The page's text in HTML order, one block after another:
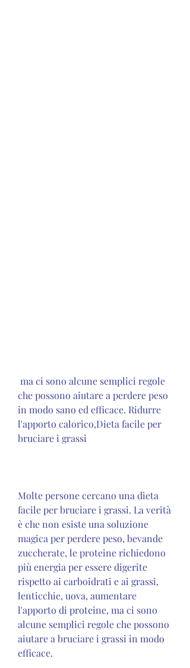
che possono aiutare a perdere peso
in modo sano ed efficace. Ridurre
l'apporto calorico,Dieta facile per
bruciare i grassi
Molte persone cercano una dieta
facile per bruciare i grassi. La verità
è che non esiste una soluzione
magica per perdere peso, bevande
zuccherate, le proteine richiedono
più energia per essere digerite
rispetto ai carboidrati e ai grassi,
lenticchie, uova, aumentare
l'apporto di proteine, ma ci sono
alcune semplici regole che possono
aiutare a bruciare i grassi in modo
efficace.